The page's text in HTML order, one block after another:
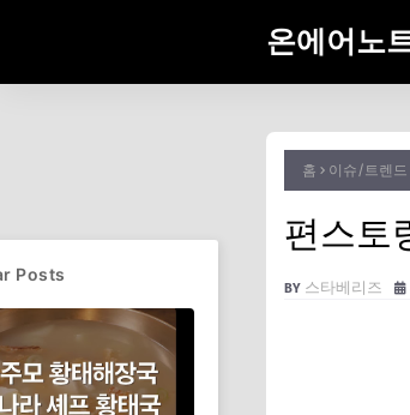
온에어노
홈 이슈/트렌드
편스토
스타베리즈
Posts